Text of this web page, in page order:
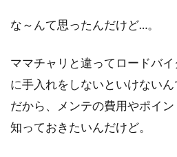
な～んて思ったんだけど…。
ママチャリと違ってロードバ
に手入れをしないといけないん
だから、メンテの費用やポイ
知っておきたいんだけど。